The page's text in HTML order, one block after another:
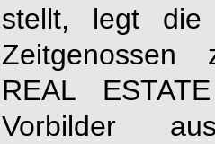
stellt, legt die
Zeitgenossen
REAL
Vorbilder